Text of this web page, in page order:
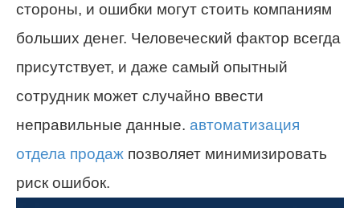
стороны, и ошибки могут стоить компаниям
больших денег. Человеческий фактор всегда
присутствует, и даже самый опытный
сотрудник может случайно ввести
неправильные данные. автоматизация
отдела продаж позволяет минимизировать
риск ошибок.